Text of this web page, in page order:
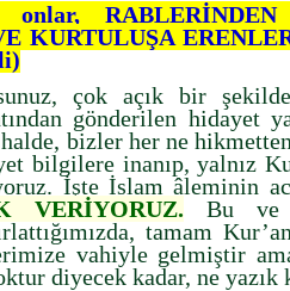
onlar,
KURTULUŞA
çok açık bir
gönderilen hidayet
halde, bizler her ne
bilgilere inanıp, yalnız
İşte İslam âleminin
VERİYORUZ. Bu ve
tamam
vahiyle gelmiştir
diyecek kadar, ne